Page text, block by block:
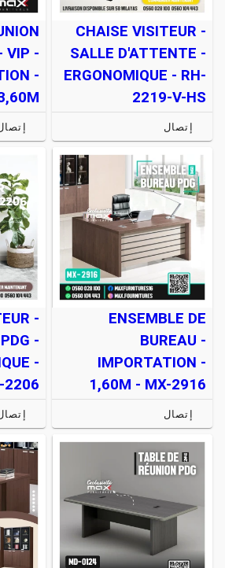
CHAISE VISITEUR -
SALLE D'ATTENTE -
ERGONOMIQUE - RH-
2219-V-HS
إتصال
VIP -
-
ENSEMBLE DE
BUREAU -
IMPORTATION -
1,60M - MX-2916
إتصال
-
-
-
2206